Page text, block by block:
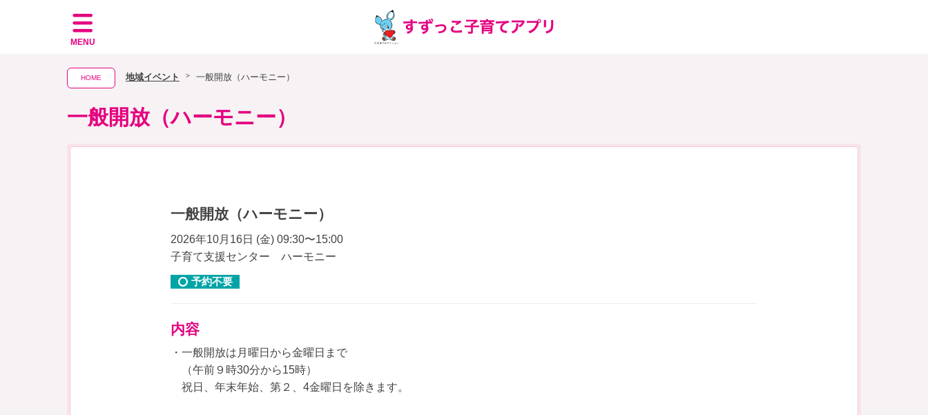
MENU
HOME 地域イベント 一般開放（ハーモニー）
一般開放（ハーモニー）
一般開放（ハーモニー）
2026年10月16日 (金) 09:30〜15:00
子育て支援センター ハーモニー
予約不要
内容
・一般開放は月曜日から金曜日まで
（午前９時30分から15時）
祝日、年末年始、第２、4金曜日を除きます。